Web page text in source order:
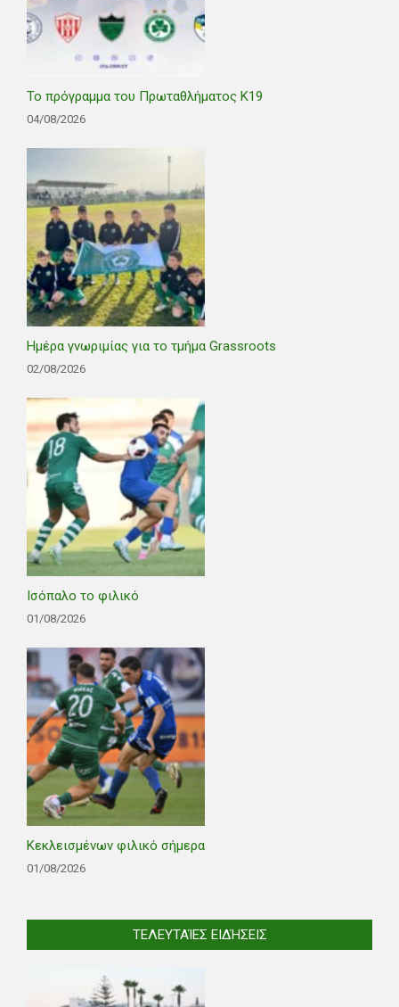
Το πρόγραμμα του Πρωταθλήματος Κ19
04/08/2026
Ημέρα γνωριμίας για το τμήμα Grassroots
02/08/2026
Ισόπαλο το φιλικό
01/08/2026
Κεκλεισμένων φιλικό σήμερα
01/08/2026
ΤΕΛΕΥΤΑΊΕΣ ΕΙΔΉΣΕΙΣ